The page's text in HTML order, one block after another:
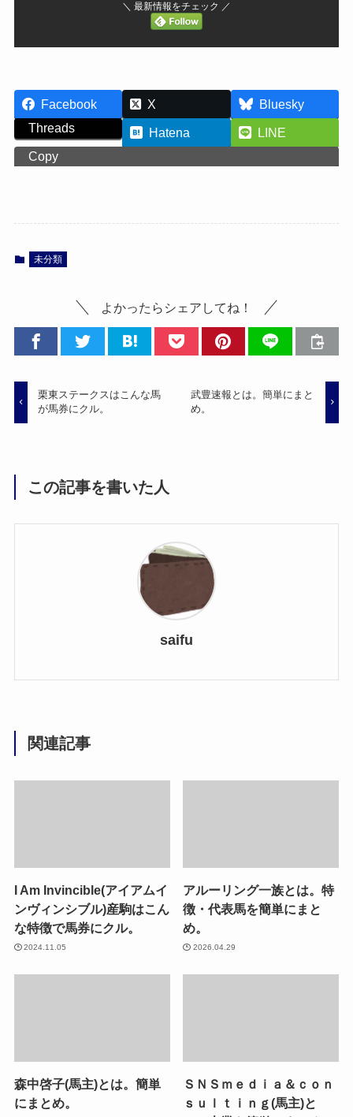
＼ 最新情報をチェック ／
Facebook X
Bluesky
Threads
Hatena
LINE
Copy
未分類
よかったらシェアしてね！
栗東ステークスはこんな馬
が馬券にクル。
武豊速報とは。簡単にまと
め。
この記事を書いた人
saifu
関連記事
I Am Invincible(アイアムイ
ンヴィンシブル)産駒はこん
な特徴で馬券にクル。
2024.11.05
アルーリング一族とは。特
徴・代表馬を簡単にまと
め。
2026.04.29
森中啓子(馬主)とは。簡単
にまとめ。
ＳＮＳｍｅｄｉａ＆ｃｏｎ
ｓｕｌｔｉｎｇ(馬主)と